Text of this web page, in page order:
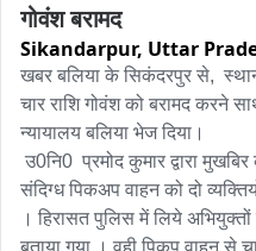
गोवंश बरामद
Sikandarpur, Uttar
खबर बलिया के सिकंदरपुर से,
चार राशि गोवंश को बरामद करने
न्यायालय बलिया भेज दिया।
संदिग्ध पिकअप वाहन को दो
। हिरासत पुलिस में लिये
बताया गया । वही पिकप वाहन से